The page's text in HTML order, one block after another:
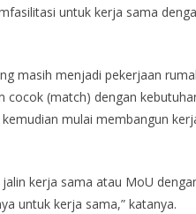
untuk kerja sama
masih menjadi pekerjaan
cocok (match) dengan
mulai membangun
kerja sama atau MoU
untuk kerja sama,” katanya.